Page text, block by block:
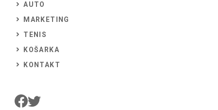
AUTO
MARKETING
TENIS
KOŠARKA
KONTAKT